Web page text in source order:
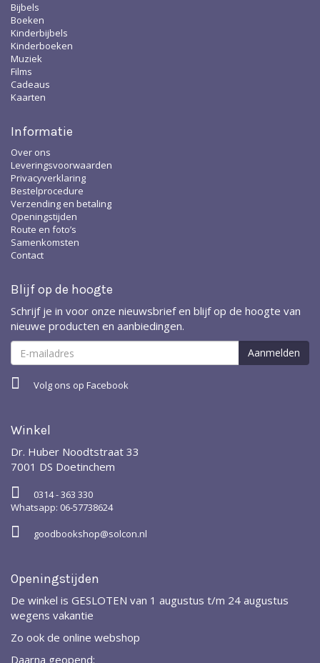
Bijbels
Boeken
Kinderbijbels
Kinderboeken
Muziek
Films
Cadeaus
Kaarten
Informatie
Over ons
Leveringsvoorwaarden
Privacyverklaring
Bestelprocedure
Verzending en betaling
Openingstijden
Route en foto’s
Samenkomsten
Contact
Blijf op de hoogte
Schrijf je in voor onze nieuwsbrief en blijf op de hoogte van
nieuwe producten en aanbiedingen.
Volg ons op Facebook
Winkel
Dr. Huber Noodtstraat 33
7001 DS Doetinchem
0314 - 363 330
Whatsapp: 06-57738624
goodbookshop@solcon.nl
Openingstijden
De winkel is GESLOTEN van 1 augustus t/m 24 augustus
wegens vakantie
Zo ook de online webshop
Daarna geopend: